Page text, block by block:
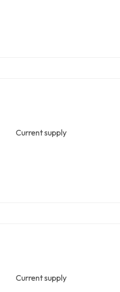
Current supply
Current supply